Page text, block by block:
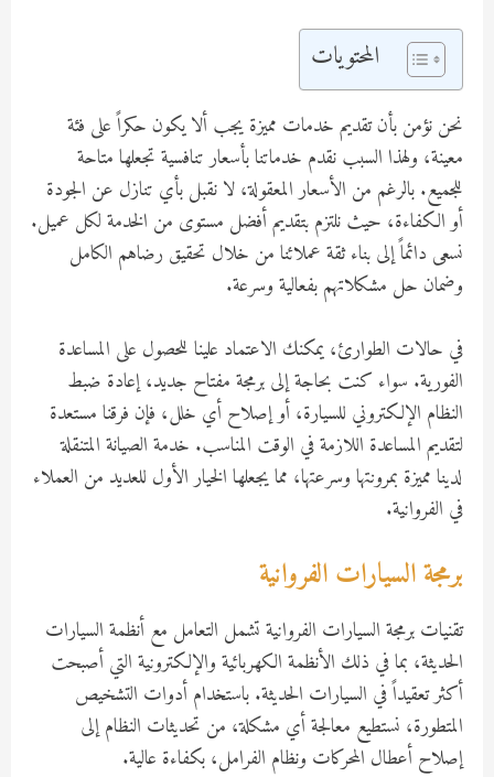
المحتويات
نحن نؤمن بأن تقديم خدمات مميزة يجب ألا يكون حكراً على فئة
معينة، ولهذا السبب نقدم خدماتنا بأسعار تنافسية تجعلها متاحة
للجميع. بالرغم من الأسعار المعقولة، لا نقبل بأي تنازل عن الجودة
أو الكفاءة، حيث نلتزم بتقديم أفضل مستوى من الخدمة لكل عميل.
نسعى دائماً إلى بناء ثقة عملائنا من خلال تحقيق رضاهم الكامل
وضمان حل مشكلاتهم بفعالية وسرعة.
في حالات الطوارئ، يمكنك الاعتماد علينا للحصول على المساعدة
الفورية. سواء كنت بحاجة إلى برمجة مفتاح جديد، إعادة ضبط
النظام الإلكتروني للسيارة، أو إصلاح أي خلل، فإن فرقنا مستعدة
لتقديم المساعدة اللازمة في الوقت المناسب. خدمة الصيانة المتنقلة
لدينا مميزة بمرونتها وسرعتها، مما يجعلها الخيار الأول للعديد من العملاء
في الفروانية.
برمجة السيارات الفروانية
تقنيات برمجة السيارات الفروانية تشمل التعامل مع أنظمة السيارات
الحديثة، بما في ذلك الأنظمة الكهربائية والإلكترونية التي أصبحت
أكثر تعقيداً في السيارات الحديثة. باستخدام أدوات التشخيص
المتطورة، نستطيع معالجة أي مشكلة، من تحديثات النظام إلى
إصلاح أعطال المحركات ونظام الفرامل، بكفاءة عالية.